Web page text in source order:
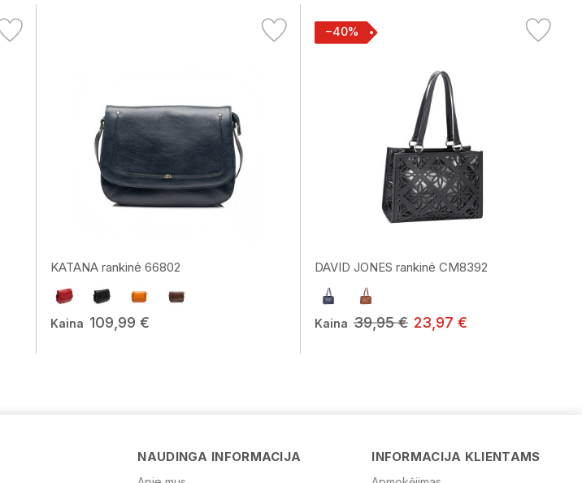
KATANA rankinė 66802
Kaina 109,99 €
−40%
DAVID JONES rankinė CM8392
Kaina 39,95 € 23,97 €
NAUDINGA INFORMACIJA INFORMACIJA KLIENTAMS